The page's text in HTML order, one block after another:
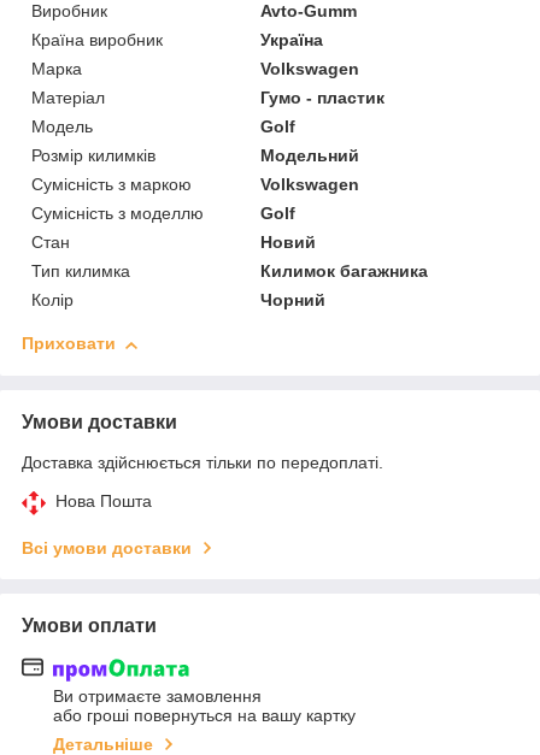
Виробник
Avto-Gumm
Країна виробник
Україна
Марка
Volkswagen
Матеріал
Гумо - пластик
Модель
Golf
Розмір килимків
Модельний
Сумісність з маркою
Volkswagen
Сумісність з моделлю
Golf
Стан
Новий
Тип килимка
Килимок багажника
Колір
Чорний
Приховати
Умови доставки
Доставка здійснюється тільки по передоплаті.
Нова Пошта
Всі умови доставки
Умови оплати
Ви отримаєте замовлення
або гроші повернуться на вашу картку
Детальніше